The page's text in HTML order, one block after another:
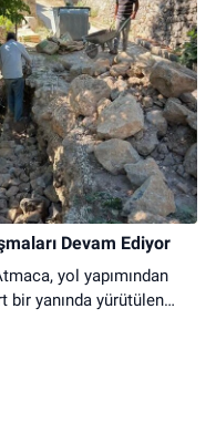
Devam Ediyor
yol yapımından
yanında yürütülen